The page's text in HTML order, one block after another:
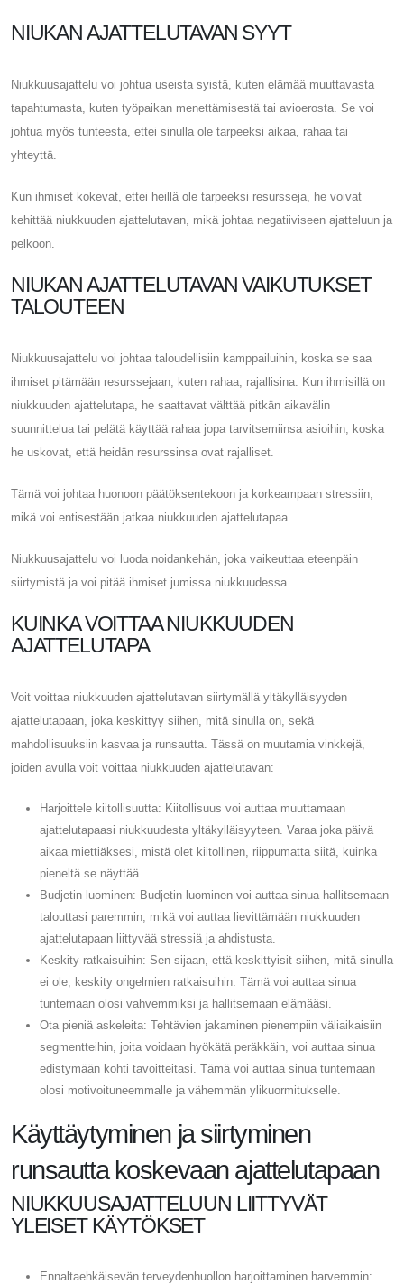
NIUKAN AJATTELUTAVAN SYYT
Niukkuusajattelu voi johtua useista syistä, kuten elämää muuttavasta
tapahtumasta, kuten työpaikan menettämisestä tai avioerosta. Se voi
johtua myös tunteesta, ettei sinulla ole tarpeeksi aikaa, rahaa tai
yhteyttä.
Kun ihmiset kokevat, ettei heillä ole tarpeeksi resursseja, he voivat
kehittää niukkuuden ajattelutavan, mikä johtaa negatiiviseen ajatteluun ja
pelkoon.
NIUKAN AJATTELUTAVAN VAIKUTUKSET
TALOUTEEN
Niukkuusajattelu voi johtaa taloudellisiin kamppailuihin, koska se saa
ihmiset pitämään resurssejaan, kuten rahaa, rajallisina. Kun ihmisillä on
niukkuuden ajattelutapa, he saattavat välttää pitkän aikavälin
suunnittelua tai pelätä käyttää rahaa jopa tarvitsemiinsa asioihin, koska
he uskovat, että heidän resurssinsa ovat rajalliset.
Tämä voi johtaa huonoon päätöksentekoon ja korkeampaan stressiin,
mikä voi entisestään jatkaa niukkuuden ajattelutapaa.
Niukkuusajattelu voi luoda noidankehän, joka vaikeuttaa eteenpäin
siirtymistä ja voi pitää ihmiset jumissa niukkuudessa.
KUINKA VOITTAA NIUKKUUDEN
AJATTELUTAPA
Voit voittaa niukkuuden ajattelutavan siirtymällä yltäkylläisyyden
ajattelutapaan, joka keskittyy siihen, mitä sinulla on, sekä
mahdollisuuksiin kasvaa ja runsautta. Tässä on muutamia vinkkejä,
joiden avulla voit voittaa niukkuuden ajattelutavan:
Harjoittele kiitollisuutta: Kiitollisuus voi auttaa muuttamaan
ajattelutapaasi niukkuudesta yltäkylläisyyteen. Varaa joka päivä
aikaa miettiäksesi, mistä olet kiitollinen, riippumatta siitä, kuinka
pieneltä se näyttää.
Budjetin luominen: Budjetin luominen voi auttaa sinua hallitsemaan
talouttasi paremmin, mikä voi auttaa lievittämään niukkuuden
ajattelutapaan liittyvää stressiä ja ahdistusta.
Keskity ratkaisuihin: Sen sijaan, että keskittyisit siihen, mitä sinulla
ei ole, keskity ongelmien ratkaisuihin. Tämä voi auttaa sinua
tuntemaan olosi vahvemmiksi ja hallitsemaan elämääsi.
Ota pieniä askeleita: Tehtävien jakaminen pienempiin väliaikaisiin
segmentteihin, joita voidaan hyökätä peräkkäin, voi auttaa sinua
edistymään kohti tavoitteitasi. Tämä voi auttaa sinua tuntemaan
olosi motivoituneemmalle ja vähemmän ylikuormitukselle.
Käyttäytyminen ja siirtyminen
runsautta koskevaan ajattelutapaan
NIUKKUUSAJATTELUUN LIITTYVÄT
YLEISET KÄYTÖKSET
Ennaltaehkäisevän terveydenhuollon harjoittaminen harvemmin: